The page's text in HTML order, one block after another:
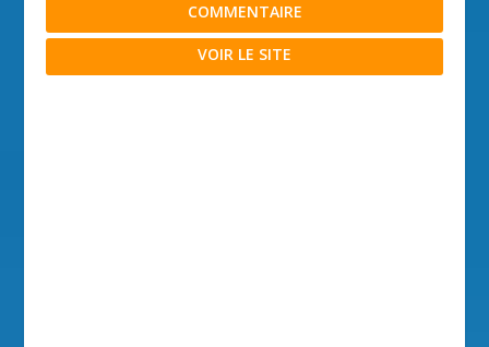
COMMENTAIRE
VOIR LE SITE